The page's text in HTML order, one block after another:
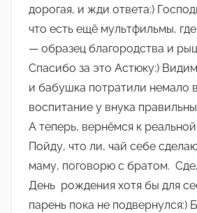
дорогая, и жди ответа:)
что есть ещё мультфильмы,
— образец благородства и
Спасибо за это Астюку:)
и бабушка потратили немало
воспитание у внука
А теперь, вернёмся к
Пойду, что ли, чай себе
маму, поговорю с братом.
День рождения хотя бы для
парень пока не подвернулся:)